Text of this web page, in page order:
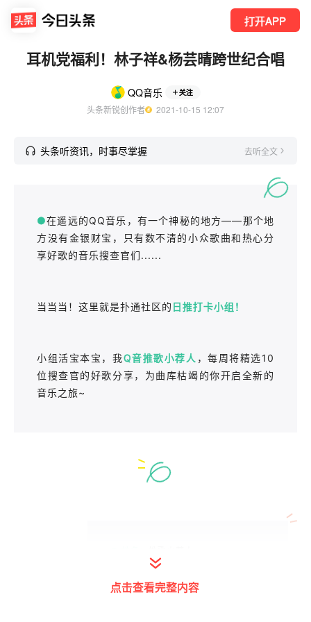
打开APP
耳机党福利！林子祥&杨芸晴跨世纪合唱
QQ音乐 关注
头条新锐创作者
  2021-10-15 12:07
头条听资讯，时事尽掌握 去听全文
●在遥远的QQ音乐，有一个神秘的地方——那个地
方没有金银财宝，只有数不清的小众歌曲和热心分
享好歌的音乐搜查官们......
当当当！这里就是扑通社区的 日推打卡小组！
小组活宝本宝，我Q音推歌小荐人 ，每周将精选10
位搜查官的好歌分享，为曲库枯竭的你开启全新的
音乐之旅~
QQ音乐推荐官号
点击查看完整内容